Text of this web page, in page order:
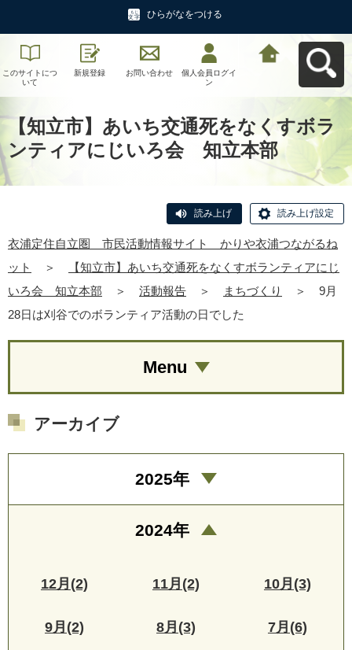
ひらがなをつける
このサイトにつ
いて
新規登録 お問い合わせ
個人会員ログイ
ン
【知立市】あいち交通死をなくすボラ
ンティアにじいろ会 知立本部
読み上げ 読み上げ設定
衣浦定住自立圏 市民活動情報サイト かりや衣浦つながるね
ット
＞
【知立市】あいち交通死をなくすボランティアにじ
いろ会 知立本部
＞ 活動報告 ＞ まちづくり ＞
9月
28日は刈谷でのボランティア活動の日でした
Menu
アーカイブ
2025年
2024年
12月(2) 11月(2) 10月(3)
9月(2) 8月(3) 7月(6)